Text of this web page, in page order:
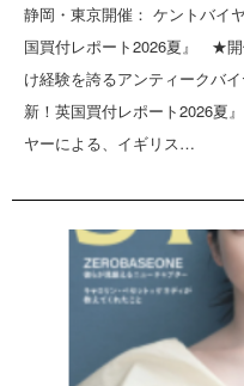
静岡・東京開催： ケントバイ
国買付レポート2026夏』 ★開
け経験を誇るアンティークバ
新！英国買付レポート2026夏
ヤーによる、イギリス…